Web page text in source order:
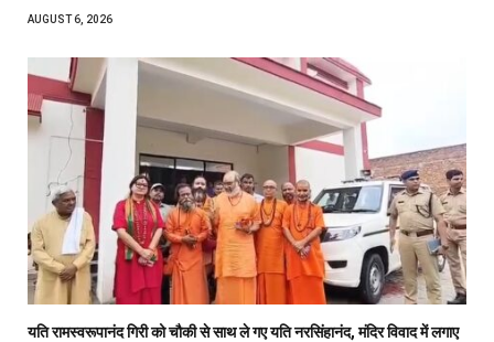
AUGUST 6, 2026
यति रामस्वरूपानंद गिरी को चौकी से साथ ले गए यति नरसिंहानंद, मंदिर विवाद में लगाए